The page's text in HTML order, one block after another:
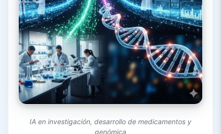
IA en investigación, desarrollo de medicamentos y
genómica